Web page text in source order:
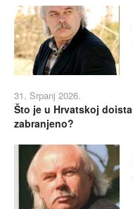
31. Srpanj 2026.
Što je u Hrvatskoj doista
zabranjeno?